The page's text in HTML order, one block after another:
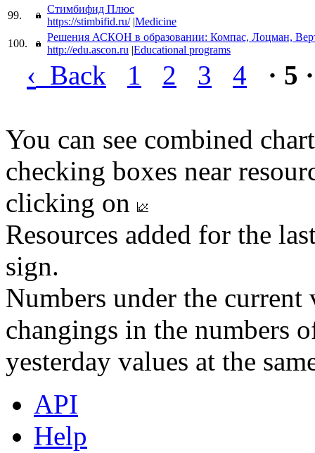
99.
Стимбифид Плюс
https://stimbifid.ru/ |Medicine
100.
Решения АСКОН в образовании: Компас, Лоцман,
http://edu.ascon.ru |Educational programs
‹ Back 1 2 3 4 · 5 ·
You can see combined
checking boxes near
clicking on
Resources added for the
sign.
Numbers under the
changings in the numbers
yesterday values at the
API
Help